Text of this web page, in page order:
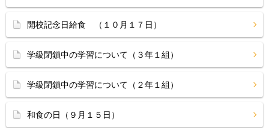
開校記念日給食 （１０月１７日）
学級閉鎖中の学習について（３年１組）
学級閉鎖中の学習について（２年１組）
和食の日（９月１５日）